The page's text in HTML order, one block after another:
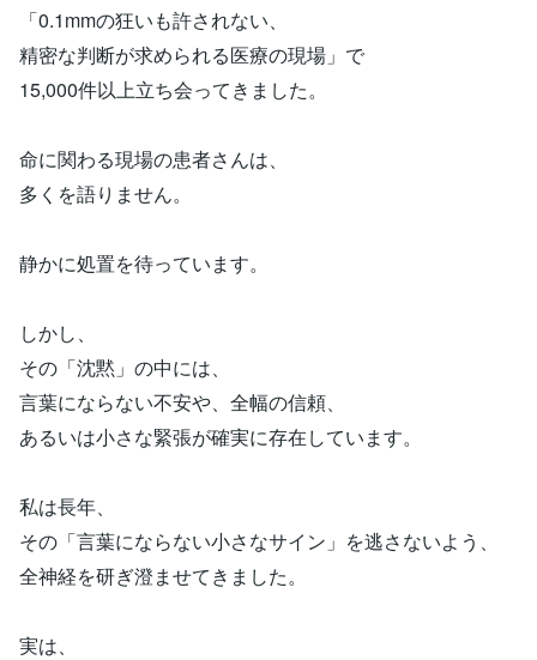
「0.1mmの狂いも許されない、
精密な判断が求められる医療の現場」で
15,000件以上立ち会ってきました。
命に関わる現場の患者さんは、
多くを語りません。
静かに処置を待っています。
しかし、
その「沈黙」の中には、
言葉にならない不安や、全幅の信頼、
あるいは小さな緊張が確実に存在しています。
私は長年、
その「言葉にならない小さなサイン」を逃さないよう、
全神経を研ぎ澄ませてきました。
実は、